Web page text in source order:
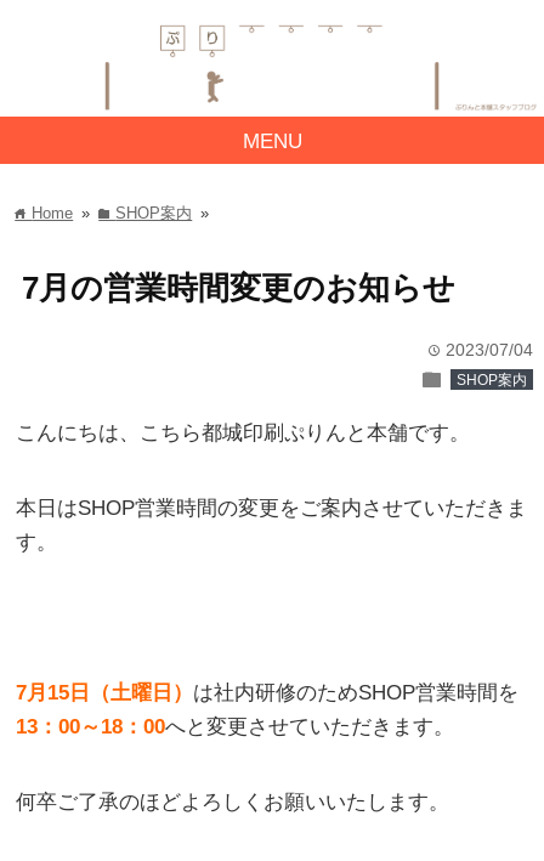
MENU
home Home » folderSHOP案内 »
7月の営業時間変更のお知らせ
time 2023/07/04
folder SHOP案内
こんにちは、こちら都城印刷ぷりんと本舗です。
本日はSHOP営業時間の変更をご案内させていただきま
す。
7月15日（土曜日） は社内研修のためSHOP営業時間を
13：00～18：00へと変更させていただきます。
何卒ご了承のほどよろしくお願いいたします。